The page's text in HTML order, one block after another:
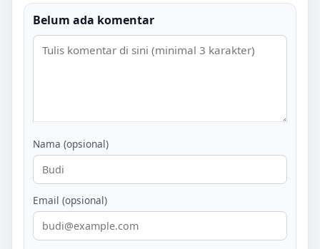
Belum ada komentar
Nama (opsional)
Email (opsional)